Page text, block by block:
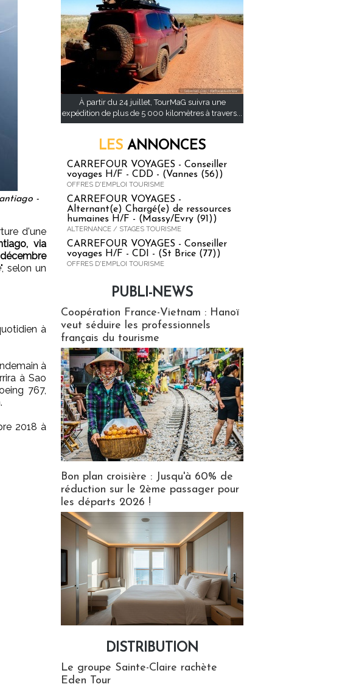
-
d'une
via
", selon un
à
à
à Sao
767,
2018 à
À partir du 24 juillet, TourMaG suivra une
expédition de plus de 5 000 kilomètres à travers...
LES ANNONCES
CARREFOUR VOYAGES - Conseiller
voyages H/F - CDD - (Vannes (56))
OFFRES D'EMPLOI TOURISME
CARREFOUR VOYAGES -
Alternant(e) Chargé(e) de ressources
humaines H/F - (Massy/Evry (91))
ALTERNANCE / STAGES TOURISME
CARREFOUR VOYAGES - Conseiller
voyages H/F - CDI - (St Brice (77))
OFFRES D'EMPLOI TOURISME
PUBLI-NEWS
Coopération France-Vietnam : Hanoï
veut séduire les professionnels
français du tourisme
Bon plan croisière : Jusqu'à 60% de
réduction sur le 2ème passager pour
les départs 2026 !
DISTRIBUTION
Le groupe Sainte-Claire rachète
Eden Tour